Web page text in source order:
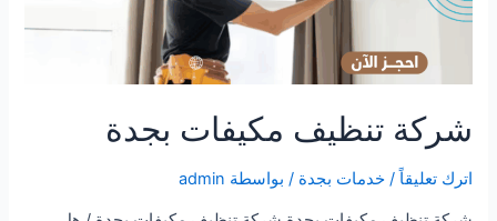
شركة تنظيف مكيفات بجدة
اترك تعليقاً /خدمات بجدة / بواسطة admin